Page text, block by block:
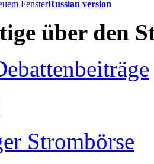
Russian version
über den
Strombörse